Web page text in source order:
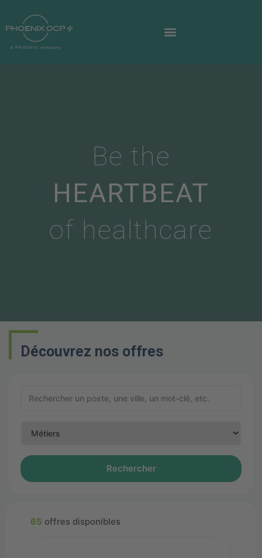
Be the
HEARTBEAT
of healthcare
Découvrez nos offres
Rechercher
65 offres disponibles